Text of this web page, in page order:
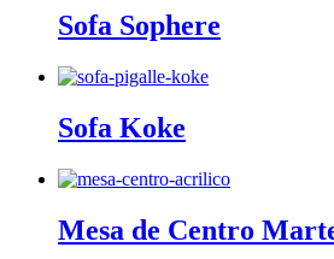
Sofa Sophere
Sofa Koke
Mesa de Centro